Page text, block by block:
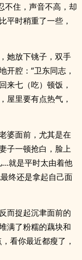
不住，声音不高，却
平时稍重了一些，
她放下铫子，双手
开腔：“卫东同志，
来七（吃）顿饭，
屋里要有点热气，
婆面前，尤其是在
子一顿抢白，脸上
…就是平时太由着他
终还是拿起自己面
而捉起沉聿面前的
满了粉糯的藕块和
看你最近都瘦了，